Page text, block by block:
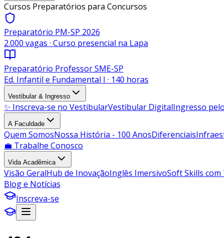
Cursos Preparatórios para Concursos
Preparatório PM-SP 2026
2.000 vagas · Curso presencial na Lapa
Preparatório Professor SME-SP
Ed. Infantil e Fundamental I · 140 horas
Vestibular & Ingresso
✨ Inscreva-se no VestibularVestibular DigitalIngresso
A Faculdade
Quem SomosNossa História - 100 AnosDiferenciais
💼 Trabalhe Conosco
Vida Acadêmica
Visão GeralHub de InovaçãoInglês ImersivoSoft Skills
Blog e Notícias
Inscreva-se